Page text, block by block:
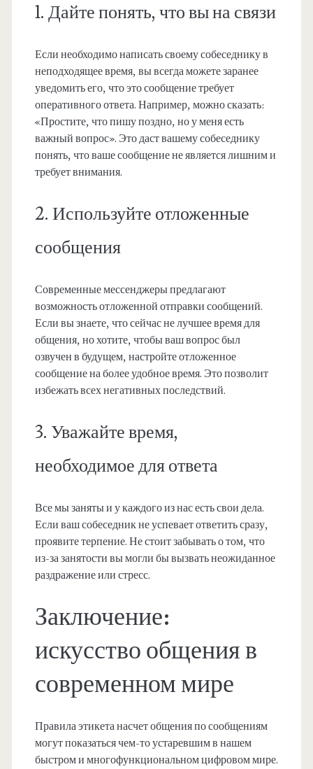
1. Дайте понять, что вы на связи
Если необходимо написать своему собеседнику в
неподходящее время, вы всегда можете заранее
уведомить его, что это сообщение требует
оперативного ответа. Например, можно сказать:
«Простите, что пишу поздно, но у меня есть
важный вопрос». Это даст вашему собеседнику
понять, что ваше сообщение не является лишним и
требует внимания.
2. Используйте отложенные
сообщения
Современные мессенджеры предлагают
возможность отложенной отправки сообщений.
Если вы знаете, что сейчас не лучшее время для
общения, но хотите, чтобы ваш вопрос был
озвучен в будущем, настройте отложенное
сообщение на более удобное время. Это позволит
избежать всех негативных последствий.
3. Уважайте время,
необходимое для ответа
Все мы заняты и у каждого из нас есть свои дела.
Если ваш собеседник не успевает ответить сразу,
проявите терпение. Не стоит забывать о том, что
из-за занятости вы могли бы вызвать неожиданное
раздражение или стресс.
Заключение:
искусство общения в
современном мире
Правила этикета насчет общения по сообщениям
могут показаться чем-то устаревшим в нашем
быстром и многофункциональном цифровом мире.